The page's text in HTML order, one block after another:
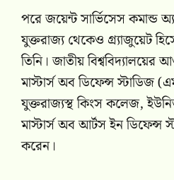
পরে জয়েন্ট সার্ভিসেস কমান্ড
যুক্তরাজ্য থেকেও গ্র্যাজুয়েট
তিনি। জাতীয় বিশ্ববিদ্যালয়ের
মাস্টার্স অব ডিফেন্স স্টাডিজ
যুক্তরাজ্যস্থ কিংস কলেজ,
মাস্টার্স অব আর্টস ইন ডিফেন্স
করেন।